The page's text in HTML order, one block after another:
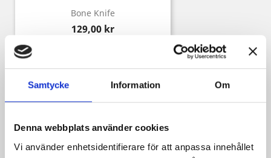
Samtycke Information Om
Denna webbplats använder cookies
Vi använder enhetsidentifierare för att anpassa innehållet
Bone Knife
Pris
129,00 kr
Kunder som köpt denna produkt köpte
också: